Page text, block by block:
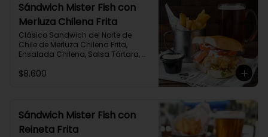
Sándwich Mister Fish con
Merluza Chilena Frita
Clásico Sandwich del Norte de
Chile de Merluza Chilena Frita,
Ensalada Chilena, Salsa Tártara,
acompañado de Papas Fritas y
$8.600
Sándwich Mister Fish con
Reineta Frita